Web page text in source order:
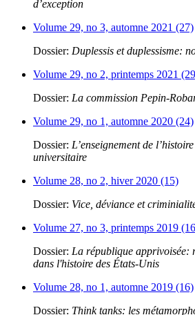
d’exception
Volume 29, no 3, automne 2021 (27)
Dossier: Duplessis et duplessisme:
Volume 29, no 2, printemps 2021
Dossier: La commission Pepin-
Volume 29, no 1, automne 2020 (24)
Dossier: L’enseignement de
universitaire
Volume 28, no 2, hiver 2020 (15)
Dossier: Vice, déviance et
Volume 27, no 3, printemps 2019
Dossier: La république apprivoisée:
dans l'histoire des États-Unis
Volume 28, no 1, automne 2019 (16)
Dossier: Think tanks: les